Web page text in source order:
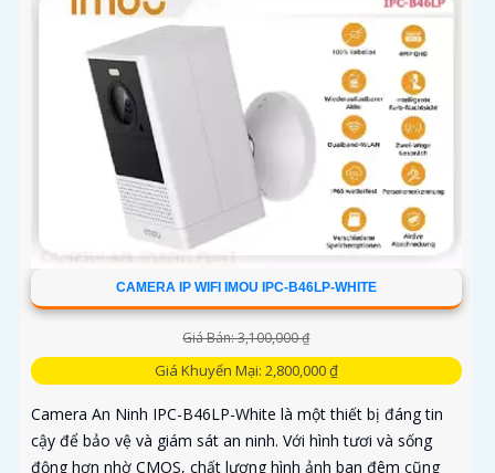
CAMERA IP WIFI IMOU IPC-B46LP-WHITE
Giá Bán: 3,100,000 ₫
Giá Khuyến Mại: 2,800,000 ₫
Camera An Ninh IPC-B46LP-White là một thiết bị đáng tin
cậy để bảo vệ và giám sát an ninh. Với hình tươi và sống
động hơn nhờ CMOS, chất lượng hình ảnh ban đêm cũng